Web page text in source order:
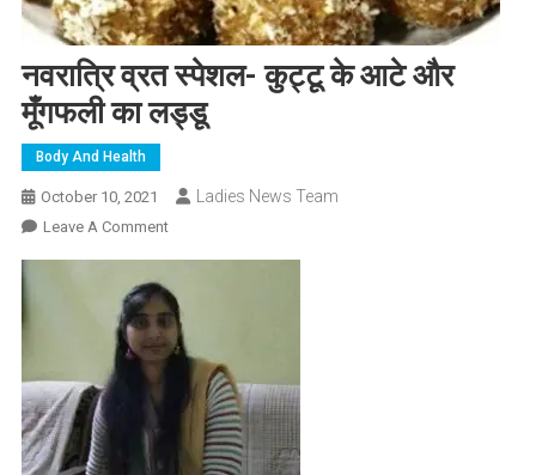
नवरात्रि व्रत स्पेशल- कुट्टू के आटे और
मूँगफली का लड्डू
Body And Health
October 10, 2021 Ladies News Team
Leave A CommentOn
स्पेशल-
कुट्टू
के
और
मूँगफली